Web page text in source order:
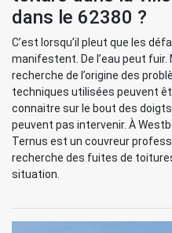
dans le 62380 ?
C’est lorsqu’il pleut que les
manifestent. De l’eau peut
recherche de l’origine des
techniques utilisées peuvent
connaitre sur le bout des
peuvent pas intervenir. À
Ternus est un couvreur
recherche des fuites de
situation.